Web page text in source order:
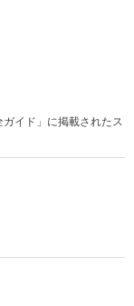
イド」に掲載されたス